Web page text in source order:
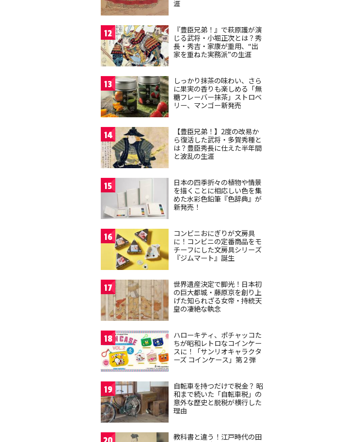
涯
12
『豊臣兄弟！』で萩原護が演
じる武将・小堀正次とは？秀
長・秀吉・家康が重用、“出
家を重ねた実務派”の生涯
13
しっかり抹茶の味わい、さら
に果実の香りも楽しめる「無
糖フレーバー抹茶」ストロベ
リー、マンゴー新発売
14
【豊臣兄弟！】2度の改易か
ら復活した武将・多賀秀種と
は？豊臣秀長に仕えた半年間
と波乱の生涯
15
日本の四季折々の植物や情景
を描くことに相応しい色を集
めた水彩色鉛筆『色辞典』が
新発売！
16
コンビニおにぎりが文房具
に！コンビニの定番商品をモ
チーフにした文房具シリーズ
『ジムマート』誕生
17
世界遺産決定で脚光！日本初
の巨大都城・藤原京を創り上
げた知られざる女帝・持統天
皇の凄絶な執念
18
ハローキティ、ポチャッコた
ちが昭和レトロなコインケー
スに！「サンリオキャラクタ
ーズ コインケース」第２弾
19
自転車を持つだけで税金？ 昭
和まで続いた「自転車税」の
意外な歴史と脱税が横行した
理由
教科書と違う！江戸時代の田